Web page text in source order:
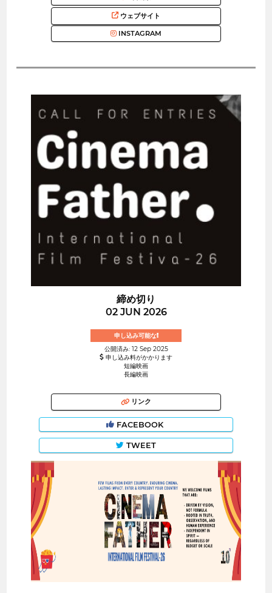
ウェブサイト
INSTAGRAM
締め切り
02 JUN 2026
申し込み可能な!
公開済み: 12 Sep 2025
申し込み料がかかります
短編映画
長編映画
リンク
FACEBOOK
TWEET